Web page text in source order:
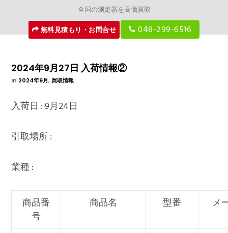
全国の測定器を高価買取
無料見積もり・お問合せ
048-299-6516
2024年9月27日 入荷情報②
In 2024年9月,買取情報
入荷日 : 9月24日
引取場所 :
業種 :
商品番
号
商品名 型番 メ